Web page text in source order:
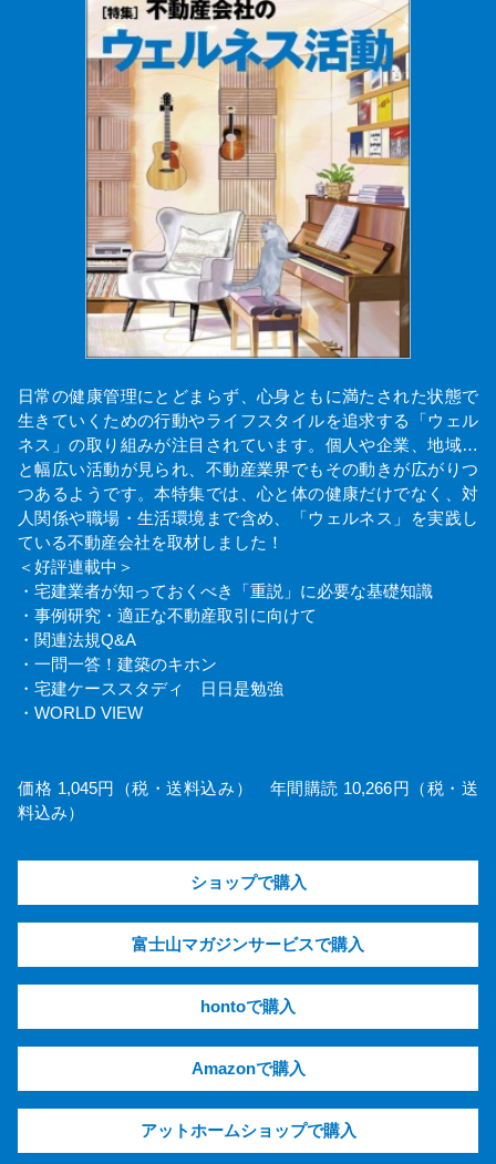
日常の健康管理にとどまらず、心身ともに満たされた状態で
生きていくための行動やライフスタイルを追求する「ウェル
ネス」の取り組みが注目されています。個人や企業、地域…
と幅広い活動が見られ、不動産業界でもその動きが広がりつ
つあるようです。本特集では、心と体の健康だけでなく、対
人関係や職場・生活環境まで含め、「ウェルネス」を実践し
ている不動産会社を取材しました！
＜好評連載中＞
・宅建業者が知っておくべき「重説」に必要な基礎知識
・事例研究・適正な不動産取引に向けて
・関連法規Q&A
・一問一答！建築のキホン
・宅建ケーススタディ 日日是勉強
・WORLD VIEW
価格 1,045円（税・送料込み） 年間購読 10,266円（税・送
料込み）
ショップで購入
富士山マガジンサービスで購入
hontoで購入
Amazonで購入
アットホームショップで購入